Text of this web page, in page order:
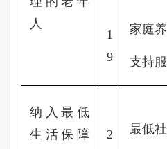
人
1
9
家庭
支持
纳入最低
生活保障
2
最低